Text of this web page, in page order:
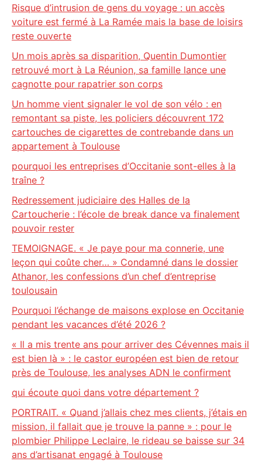
Risque d’intrusion de gens du voyage : un accès
voiture est fermé à La Ramée mais la base de loisirs
reste ouverte
Un mois après sa disparition, Quentin Dumontier
retrouvé mort à La Réunion, sa famille lance une
cagnotte pour rapatrier son corps
Un homme vient signaler le vol de son vélo : en
remontant sa piste, les policiers découvrent 172
cartouches de cigarettes de contrebande dans un
appartement à Toulouse
pourquoi les entreprises d’Occitanie sont-elles à la
traîne ?
Redressement judiciaire des Halles de la
Cartoucherie : l’école de break dance va finalement
pouvoir rester
TEMOIGNAGE. « Je paye pour ma connerie, une
leçon qui coûte cher… » Condamné dans le dossier
Athanor, les confessions d’un chef d’entreprise
toulousain
Pourquoi l’échange de maisons explose en Occitanie
pendant les vacances d’été 2026 ?
« Il a mis trente ans pour arriver des Cévennes mais il
est bien là » : le castor européen est bien de retour
près de Toulouse, les analyses ADN le confirment
qui écoute quoi dans votre département ?
PORTRAIT. « Quand j’allais chez mes clients, j’étais en
mission, il fallait que je trouve la panne » : pour le
plombier Philippe Leclaire, le rideau se baisse sur 34
ans d’artisanat engagé à Toulouse